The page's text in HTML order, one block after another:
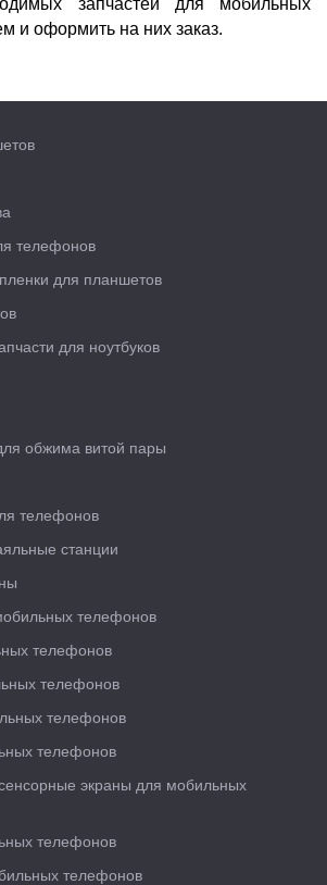
и оформить на них заказ.
телефонов
для планшетов
для ноутбуков
обжима витой пары
телефонов
станции
телефонов
телефонов
телефонов
телефонов
телефонов
экраны для мобильных
телефонов
телефонов